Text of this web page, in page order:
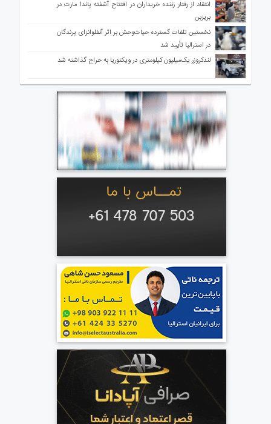
انتقاد از رفتار زننده خریداران در افتتاح آشفته پاندا مارت در
بریزبن
نخستین تلفات گسترده حیات‌وحش بر اثر آنفلوانزای پرندگان
در استرالیا تأیید شد
لندکروزر یک‌میلیون کیلومتری در ویکتوریا به حراج گذاشته شد